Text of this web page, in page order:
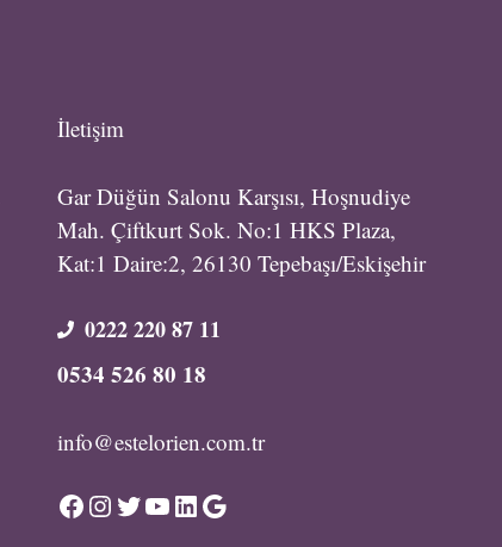
İletişim
Gar Düğün Salonu Karşısı, Hoşnudiye
Mah. Çiftkurt Sok. No:1 HKS Plaza,
Kat:1 Daire:2, 26130 Tepebaşı/Eskişehir
0222 220 87 11
0534 526 80 18
info@estelorien.com.tr
Facebook
Instagram
Twitter
YouTube
LinkedIn
Google